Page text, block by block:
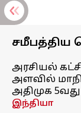
சமீபத்திய
அரசியல்
அளவில்
அதிமுக
இந்தியா